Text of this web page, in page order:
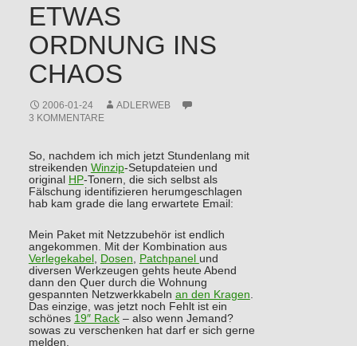
ETWAS
ORDNUNG INS
CHAOS
2006-01-24
ADLERWEB
3 KOMMENTARE
So, nachdem ich mich jetzt Stundenlang mit
streikenden Winzip-Setupdateien und
original
HP-Tonern, die sich selbst als
Fälschung identifizieren herumgeschlagen
hab kam grade die lang erwartete Email:
Mein Paket mit Netzzubehör ist endlich
angekommen. Mit der Kombination aus
Verlegekabel
Dosen Patchpanel und
diversen Werkzeugen gehts heute Abend
dann den Quer durch die Wohnung
gespannten Netzwerkkabeln an den Kragen
Das einzige, was jetzt noch Fehlt ist ein
schönes 19″ Rack– also wenn Jemand?
sowas zu verschenken hat darf er sich gerne
melden.